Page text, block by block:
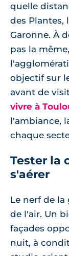
quelle
des Plantes,
Garonne. À
pas la
objectif sur
avant de
vivre à
l'ambiance,
chaque
Tester la
s'aérer
Le nerf de
de l'air. Un
façades
nuit, à